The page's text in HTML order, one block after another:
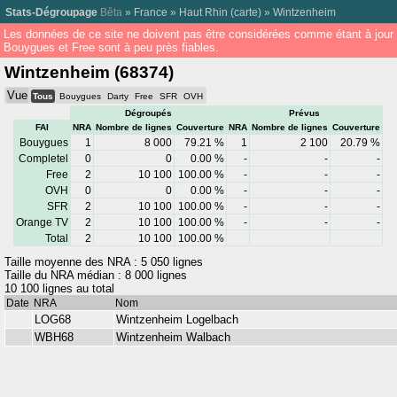
Stats-Dégroupage Bêta » France » Haut Rhin (carte) » Wintzenheim
Les données de ce site ne doivent pas être considérées comme étant à
Bouygues et Free sont à peu près fiables.
Wintzenheim (68374)
Vue Tous Bouygues Darty Free SFR
OVH
Dégroupés
Prévus
FAI
NRA Nombre de lignes Couverture NRA Nombre de lignes Couverture
Bouygues 1 8 000 79.21 % 1 2 100
20.79 %
Completel
0 0 0.00 % - -
-
Free
2 10 100 100.00 % - -
-
OVH
0 0 0.00 % - -
-
SFR
2 10 100 100.00 % - -
-
Orange TV
2 10 100 100.00 % - -
-
Total
2 10 100 100.00 %
Taille moyenne des NRA : 5 050 lignes
Taille du NRA médian : 8 000 lignes
10 100 lignes au total
Date NRA Nom
LOG68
Wintzenheim Logelbach
WBH68
Wintzenheim Walbach